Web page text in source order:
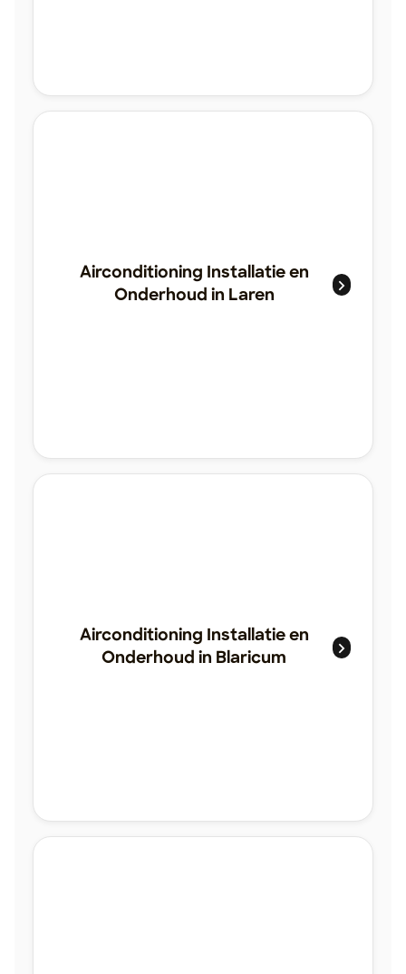
Airconditioning Installatie en
Onderhoud in Laren
Airconditioning Installatie en
Onderhoud in Blaricum